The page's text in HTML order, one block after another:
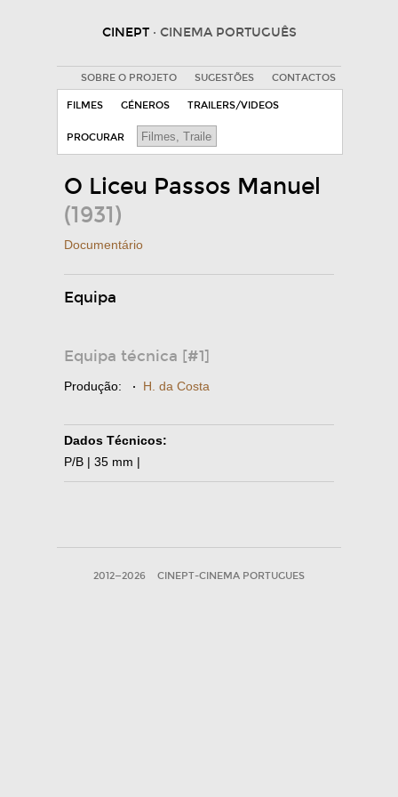
CINEPT · CINEMA PORTUGUÊS
SOBRE O PROJETO SUGESTÕES CONTACTOS
FILMES GÉNEROS TRAILERS/VIDEOS
PROCURAR
O Liceu Passos Manuel
(1931)
Documentário
Equipa
Equipa técnica [#1]
Produção: · H. da Costa
Dados Técnicos:
P/B | 35 mm |
2012—2026 CINEPT-CINEMA PORTUGUES